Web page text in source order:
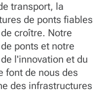
transport, la
de ponts fiables
croître. Notre
ponts et notre
l'innovation et du
font de nous des
des infrastructures